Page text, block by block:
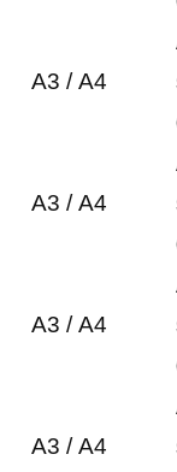
A3 / A4
A3 / A4
A3 / A4
A3 / A4